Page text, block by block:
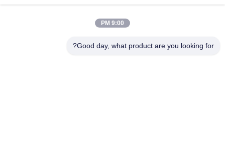
خونه
جدید
9:00 PM
Good day, what product are you looking for?